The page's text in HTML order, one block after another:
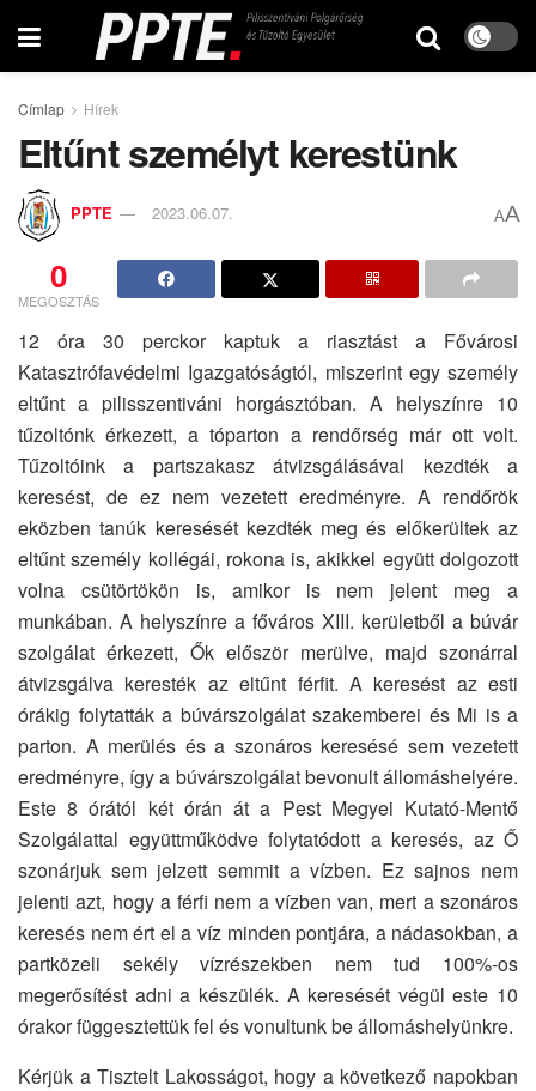
Címlap Hírek
Eltűnt személyt kerestünk
PPTE 2023.06.07. AA
0
MEGOSZTÁS
12 óra 30 perckor kaptuk a riasztást a Fővárosi
Katasztrófavédelmi Igazgatóságtól, miszerint egy személy
eltűnt a pilisszentiváni horgásztóban. A helyszínre 10
tűzoltónk érkezett, a tóparton a rendőrség már ott volt.
Tűzoltóink a partszakasz átvizsgálásával kezdték a
keresést, de ez nem vezetett eredményre. A rendőrök
eközben tanúk keresését kezdték meg és előkerültek az
eltűnt személy kollégái, rokona is, akikkel együtt dolgozott
volna csütörtökön is, amikor is nem jelent meg a
munkában. A helyszínre a főváros XIII. kerületből a búvár
szolgálat érkezett, Ők először merülve, majd szonárral
átvizsgálva keresték az eltűnt férfit. A keresést az esti
órákig folytatták a búvárszolgálat szakemberei és Mi is a
parton. A merülés és a szonáros keresésé sem vezetett
eredményre, így a búvárszolgálat bevonult állomáshelyére.
Este 8 órától két órán át a Pest Megyei Kutató-Mentő
Szolgálattal együttműködve folytatódott a keresés, az Ő
szonárjuk sem jelzett semmit a vízben. Ez sajnos nem
jelenti azt, hogy a férfi nem a vízben van, mert a szonáros
keresés nem ért el a víz minden pontjára, a nádasokban, a
partközeli sekély vízrészekben nem tud 100%-os
megerősítést adni a készülék. A keresését végül este 10
órakor függesztettük fel és vonultunk be állomáshelyünkre.
Kérjük a Tisztelt Lakosságot, hogy a következő napokban